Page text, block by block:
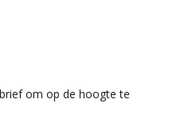
om op de hoogte te